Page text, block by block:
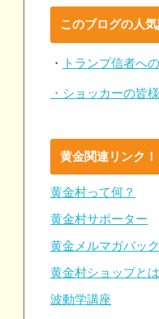
このブログの人
・ トランプ信者へ
・ショッカーの皆
黄金関連リンク！
黄金村って何？
黄金村サポーター
黄金メルマガバッ
黄金村ショップとは
波動学講座